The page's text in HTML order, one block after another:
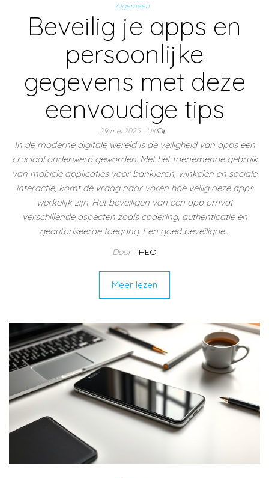
Algemeen
Beveilig je apps en
persoonlijke
gegevens met deze
eenvoudige tips
29 mei 2025 Uit
In de moderne digitale wereld is de veiligheid van apps een
cruciaal onderwerp geworden. Met het toenemende gebruik
van mobiele applicaties voor bankieren, winkelen en sociale
interactie, komt de vraag naar voren hoe veilig deze apps
werkelijk zijn. Het beveiligen van een app omvat
verschillende aspecten zoals codering, authenticatie en
geautoriseerde toegang. Een goed beveiligde…
Door THEO
Meer lezen